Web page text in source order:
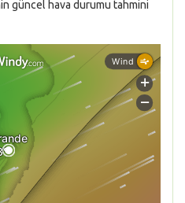
güncel hava durumu tahmini